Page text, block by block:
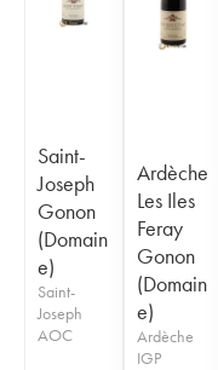
Saint-
Joseph
Gonon
(Domain
e)
Saint-
Joseph
AOC
Ardèche
Les Iles
Feray
Gonon
(Domain
e)
Ardèche
IGP